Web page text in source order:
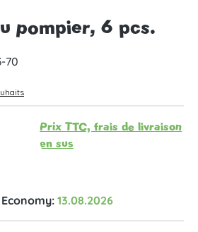
pompier, 6 pcs.
70
Prix TTC, frais de livraison
en sus
13.08.2026